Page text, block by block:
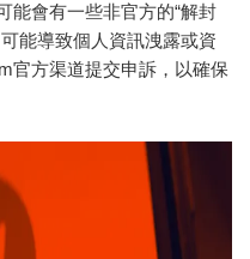
能會有一些非官方的“解封
能導致個人資訊洩露或資
官方渠道提交申訴，以確保